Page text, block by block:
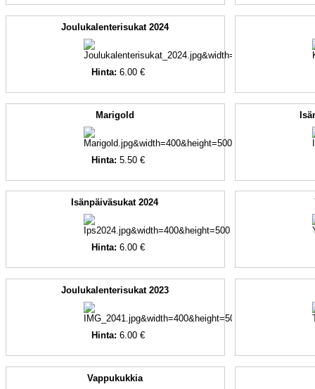
Joulukalenterisukat 2024
Hinta: 6.00 €
Marigold
Hinta: 5.50 €
Isänpäiväsukat 2024
Hinta: 6.00 €
Joulukalenterisukat 2023
Hinta: 6.00 €
Vappukukkia